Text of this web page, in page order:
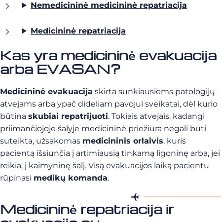
Nemedicininė medicininė repatriacija
Medicininė repatriacija
Kas yra medicininė evakuacija
arba EVASAN?
Medicininė evakuacija skirta sunkiausiems patologijų
atvejams arba ypač dideliam pavojui sveikatai, dėl kurio
būtina skubiai repatrijuoti. Tokiais atvejais, kadangi
priimančiojoje šalyje medicininė priežiūra negali būti
suteikta, užsakomas medicininis orlaivis, kuris
pacientą išsiunčia į artimiausią tinkamą ligoninę arba, jei
reikia, į kaimyninę šalį. Visą evakuacijos laiką pacientu
rūpinasi medikų komanda.
Medicininė repatriacija ir